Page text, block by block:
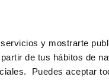
y mostrarte
de tus hábitos de
Puedes aceptar